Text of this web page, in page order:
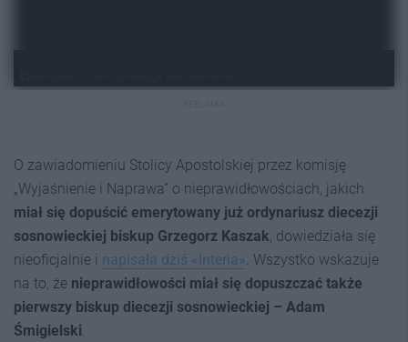
O zawiadomieniu Stolicy Apostolskiej przez komisję
„Wyjaśnienie i Naprawa” o nieprawidłowościach, jakich
miał się dopuścić emerytowany już ordynariusz diecezji
sosnowieckiej biskup Grzegorz Kaszak , dowiedziała się
nieoficjalnie i napisała dziś «Interia» . Wszystko wskazuje
na to, że nieprawidłowości miał się dopuszczać także
pierwszy biskup diecezji sosnowieckiej – Adam
Śmigielski